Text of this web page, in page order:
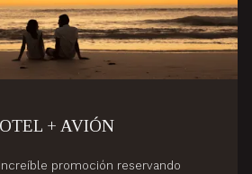
+ AVIÓN
promoción reservando